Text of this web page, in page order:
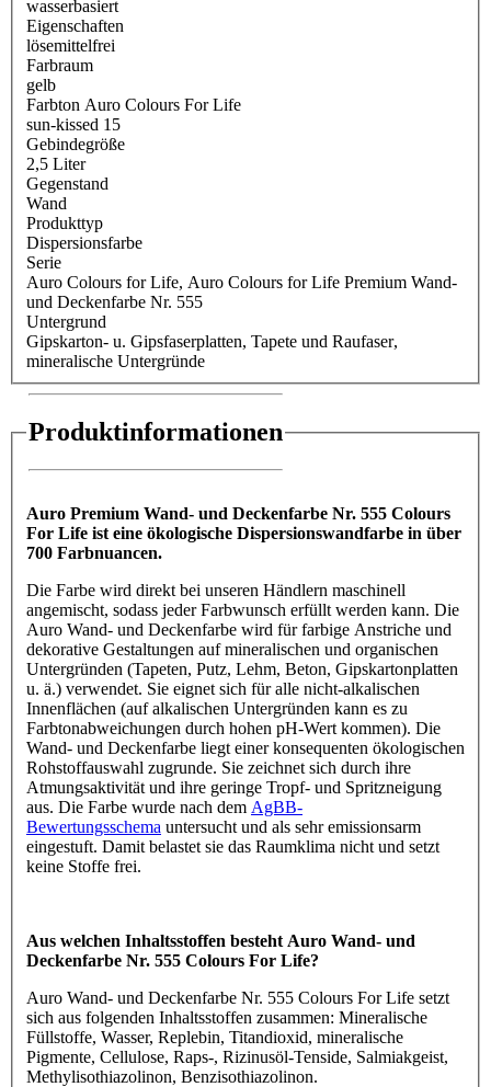
wasserbasiert
Eigenschaften
lösemittelfrei
Farbraum
gelb
Farbton Auro Colours For Life
sun-kissed 15
Gebindegröße
2,5 Liter
Gegenstand
Wand
Produkttyp
Dispersionsfarbe
Serie
Auro Colours for Life, Auro Colours for Life Premium Wand-
und Deckenfarbe Nr. 555
Untergrund
Gipskarton- u. Gipsfaserplatten, Tapete und Raufaser,
mineralische Untergründe
Produktinformationen
Auro Premium Wand- und Deckenfarbe Nr. 555 Colours
For Life ist eine ökologische Dispersionswandfarbe in über
700 Farbnuancen.
Die Farbe wird direkt bei unseren Händlern maschinell
angemischt, sodass jeder Farbwunsch erfüllt werden kann. Die
Auro Wand- und Deckenfarbe wird für farbige Anstriche und
dekorative Gestaltungen auf mineralischen und organischen
Untergründen (Tapeten, Putz, Lehm, Beton, Gipskartonplatten
u. ä.) verwendet. Sie eignet sich für alle nicht-alkalischen
Innenflächen (auf alkalischen Untergründen kann es zu
Farbtonabweichungen durch hohen pH-Wert kommen). Die
Wand- und Deckenfarbe liegt einer konsequenten ökologischen
Rohstoffauswahl zugrunde. Sie zeichnet sich durch ihre
Atmungsaktivität und ihre geringe Tropf- und Spritzneigung
aus. Die Farbe wurde nach dem AgBB-
Bewertungsschema untersucht und als sehr emissionsarm
eingestuft. Damit belastet sie das Raumklima nicht und setzt
keine Stoffe frei.
Aus welchen Inhaltsstoffen besteht Auro Wand- und
Deckenfarbe Nr. 555 Colours For Life?
Auro Wand- und Deckenfarbe Nr. 555 Colours For Life setzt
sich aus folgenden Inhaltsstoffen zusammen: Mineralische
Füllstoffe, Wasser, Replebin, Titandioxid, mineralische
Pigmente, Cellulose, Raps-, Rizinusöl-Tenside, Salmiakgeist,
Methylisothiazolinon, Benzisothiazolinon.